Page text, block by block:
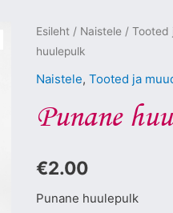
Esileht / Naistele/ Tooted
huulepulk
Naistele, Tooted ja
Punane
€2.00
Punane huulepulk
Punane
huulepulk
kogus